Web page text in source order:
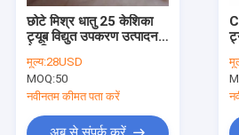
छोटे मिश्र धातु 25 केशिका
ट्यूब विद्युत उपकरण उत्पादन
मूल्य:28USD
MOQ:50
नवीनतम कीमत पता करें